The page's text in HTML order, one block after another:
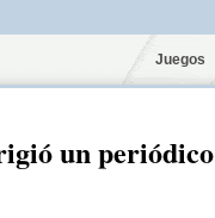
Juegos
un periódico